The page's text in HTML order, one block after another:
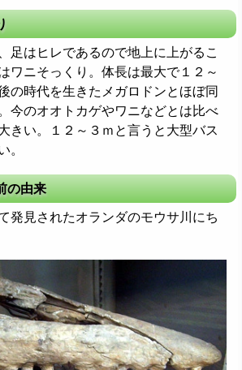
足はヒレであるので地上に上がるこ
ワニそっくり。体長は最大で１２～
の時代を生きたメガロドンとほぼ同
今のオオトカゲやワニなどとは比べ
きい。１２～３ｍと言うと大型バス
。
の由来
発見されたオランダのモウサ川にち